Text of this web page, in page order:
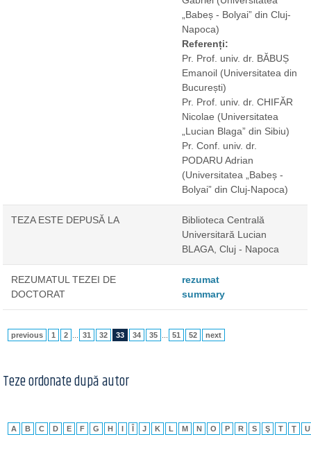
„Babeș - Bolyai” din Cluj-
Napoca)
Referenți:
Pr. Prof. univ. dr. BĂBUȘ
Emanoil (Universitatea din
București)
Pr. Prof. univ. dr. CHIFĂR
Nicolae (Universitatea
„Lucian Blaga” din Sibiu)
Pr. Conf. univ. dr.
PODARU Adrian
(Universitatea „Babeș -
Bolyai” din Cluj-Napoca)
TEZA ESTE DEPUSĂ LA
Biblioteca Centrală
Universitară Lucian
BLAGA, Cluj - Napoca
REZUMATUL TEZEI DE
DOCTORAT
rezumat
summary
previous 1 2 31 32 33 34 35 51 52 next
Teze ordonate după autor
A B C D E F G H I Î J K L M N O P R S Ş T Ţ U